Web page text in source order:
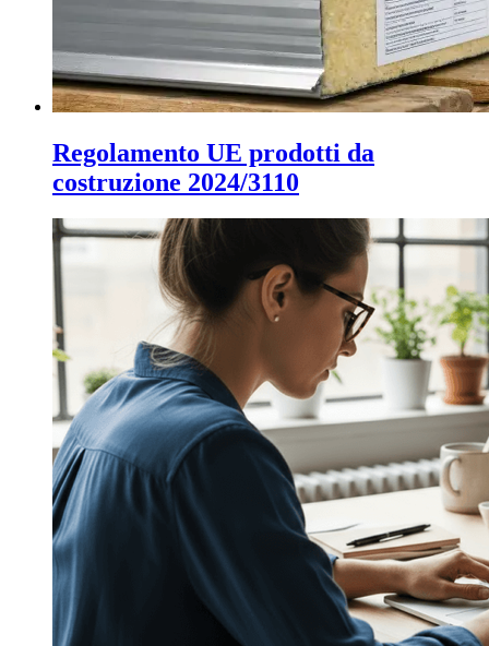
Regolamento UE prodotti da
costruzione 2024/3110